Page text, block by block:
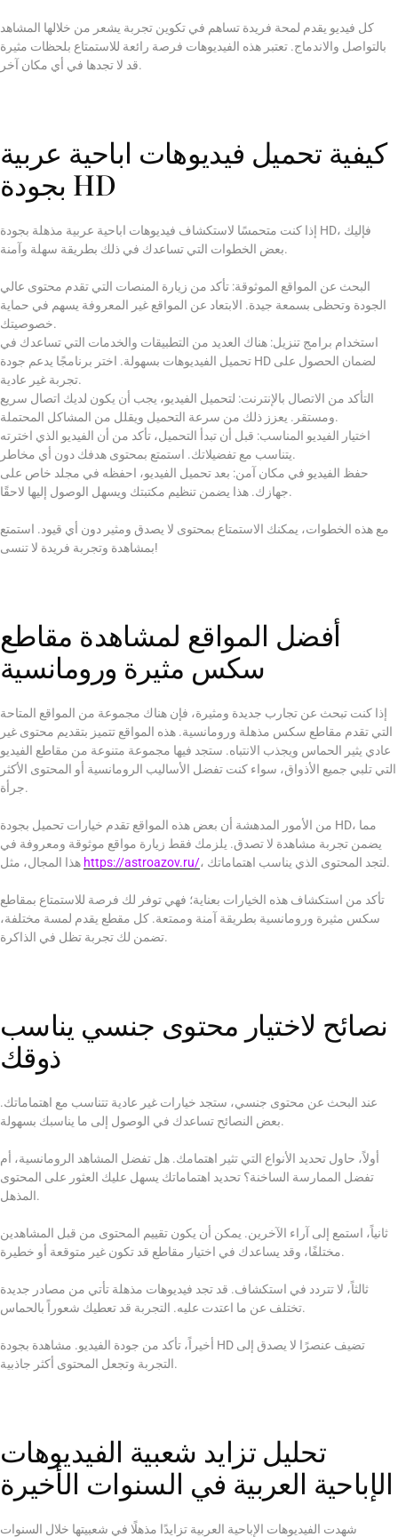
كل فيديو يقدم لمحة فريدة تساهم في تكوين تجربة يشعر من خلالها المشاهد
بالتواصل والاندماج. تعتبر هذه الفيديوهات فرصة رائعة للاستمتاع بلحظات مثيرة
قد لا تجدها في أي مكان آخر.
كيفية تحميل فيديوهات اباحية عربية
بجودة HD
إذا كنت متحمسًا لاستكشاف فيديوهات اباحية عربية مذهلة بجودة HD، فإليك
بعض الخطوات التي تساعدك في ذلك بطريقة سهلة وآمنة.
البحث عن المواقع الموثوقة: تأكد من زيارة المنصات التي تقدم محتوى عالي
الجودة وتحظى بسمعة جيدة. الابتعاد عن المواقع غير المعروفة يسهم في حماية
خصوصيتك.
استخدام برامج تنزيل: هناك العديد من التطبيقات والخدمات التي تساعدك في
تحميل الفيديوهات بسهولة. اختر برنامجًا يدعم جودة HD لضمان الحصول على
تجربة غير عادية.
التأكد من الاتصال بالإنترنت: لتحميل الفيديو، يجب أن يكون لديك اتصال سريع
ومستقر. يعزز ذلك من سرعة التحميل ويقلل من المشاكل المحتملة.
اختيار الفيديو المناسب: قبل أن تبدأ التحميل، تأكد من أن الفيديو الذي اخترته
يتناسب مع تفضيلاتك. استمتع بمحتوى هدفك دون أي مخاطر.
حفظ الفيديو في مكان آمن: بعد تحميل الفيديو، احفظه في مجلد خاص على
جهازك. هذا يضمن تنظيم مكتبتك ويسهل الوصول إليها لاحقًا.
مع هذه الخطوات، يمكنك الاستمتاع بمحتوى لا يصدق ومثير دون أي قيود. استمتع
بمشاهدة وتجربة فريدة لا تنسى!
أفضل المواقع لمشاهدة مقاطع
سكس مثيرة ورومانسية
إذا كنت تبحث عن تجارب جديدة ومثيرة، فإن هناك مجموعة من المواقع المتاحة
التي تقدم مقاطع سكس مذهلة ورومانسية. هذه المواقع تتميز بتقديم محتوى غير
عادي يثير الحماس ويجذب الانتباه. ستجد فيها مجموعة متنوعة من مقاطع الفيديو
التي تلبي جميع الأذواق، سواء كنت تفضل الأساليب الرومانسية أو المحتوى الأكثر
جرأة.
من الأمور المدهشة أن بعض هذه المواقع تقدم خيارات تحميل بجودة HD، مما
يضمن تجربة مشاهدة لا تصدق. يلزمك فقط زيارة مواقع موثوقة ومعروفة في
https://astroazov.ru/ ، لتجد المحتوى الذي يناسب اهتماماتك.
تأكد من استكشاف هذه الخيارات بعناية؛ فهي توفر لك فرصة للاستمتاع بمقاطع
سكس مثيرة ورومانسية بطريقة آمنة وممتعة. كل مقطع يقدم لمسة مختلفة،
تضمن لك تجربة تظل في الذاكرة.
نصائح لاختيار محتوى جنسي يناسب
ذوقك
عند البحث عن محتوى جنسي، ستجد خيارات غير عادية تتناسب مع اهتماماتك.
بعض النصائح تساعدك في الوصول إلى ما يناسبك بسهولة.
أولاً، حاول تحديد الأنواع التي تثير اهتمامك. هل تفضل المشاهد الرومانسية، أم
تفضل الممارسة الساخنة؟ تحديد اهتماماتك يسهل عليك العثور على المحتوى
المذهل.
ثانياً، استمع إلى آراء الآخرين. يمكن أن يكون تقييم المحتوى من قبل المشاهدين
مختلفًا، وقد يساعدك في اختيار مقاطع قد تكون غير متوقعة أو خطيرة.
ثالثاً، لا تتردد في استكشاف. قد تجد فيديوهات مذهلة تأتي من مصادر جديدة
تختلف عن ما اعتدت عليه. التجربة قد تعطيك شعوراً بالحماس.
أخيراً، تأكد من جودة الفيديو. مشاهدة بجودة HD تضيف عنصرًا لا يصدق إلى
التجربة وتجعل المحتوى أكثر جاذبية.
تحليل تزايد شعبية الفيديوهات
الإباحية العربية في السنوات الأخيرة
شهدت الفيديوهات الإباحية العربية تزايدًا مذهلًا في شعبيتها خلال السنوات